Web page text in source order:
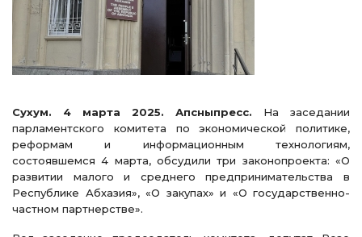
Сухум. 4 марта 2025. Апсныпресс. На заседании
парламентского комитета по экономической политике,
реформам и информационным технологиям,
состоявшемся 4 марта, обсудили три законопроекта: «О
развитии малого и среднего предпринимательства в
Республике Абхазия», «О закупах» и «О государственно-
частном партнерстве».